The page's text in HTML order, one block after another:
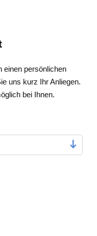
einen persönlichen
uns kurz Ihr Anliegen.
bei Ihnen.